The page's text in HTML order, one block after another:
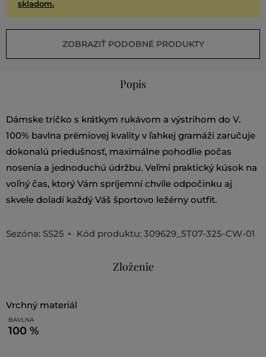
skladom.
ZOBRAZIŤ PODOBNÉ PRODUKTY
Popis
Dámske tričko s krátkym rukávom a výstrihom do V.
100% bavlna prémiovej kvality v ľahkej gramáži zaručuje
dokonalú priedušnosť, maximálne pohodlie počas
nosenia a jednoduchú údržbu. Veľmi praktický kúsok na
voľný čas, ktorý Vám spríjemní chvíle odpočinku aj
skvele doladí každý Váš športovo ležérny outfit.
Sezóna: SS25 Kód produktu: 309629_5T07-325-CW-01
Zloženie
vrchný materiál
BAVLNA
100 %